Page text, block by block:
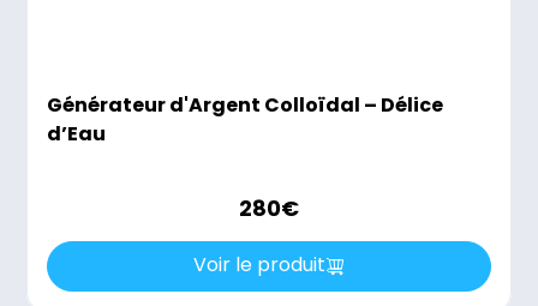
Générateur d'Argent Colloïdal – Délice
d’Eau
280€
Voir le produit